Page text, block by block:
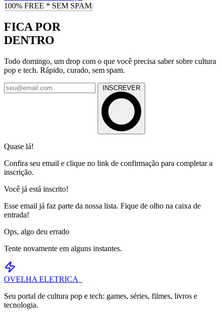
100% FREE * SEM SPAM
FICA POR
DENTRO
Todo domingo, um drop com o que você precisa saber sobre cultura
pop e tech. Rápido, curado, sem spam.
INSCREVER
Quase lá!
Confira seu email e clique no link de confirmação para completar a
inscrição.
Você já está inscrito!
Esse email já faz parte da nossa lista. Fique de olho na caixa de
entrada!
Ops, algo deu errado
Tente novamente em alguns instantes.
OVELHA ELETRICA_
Seu portal de cultura pop e tech: games, séries, filmes, livros e
tecnologia.